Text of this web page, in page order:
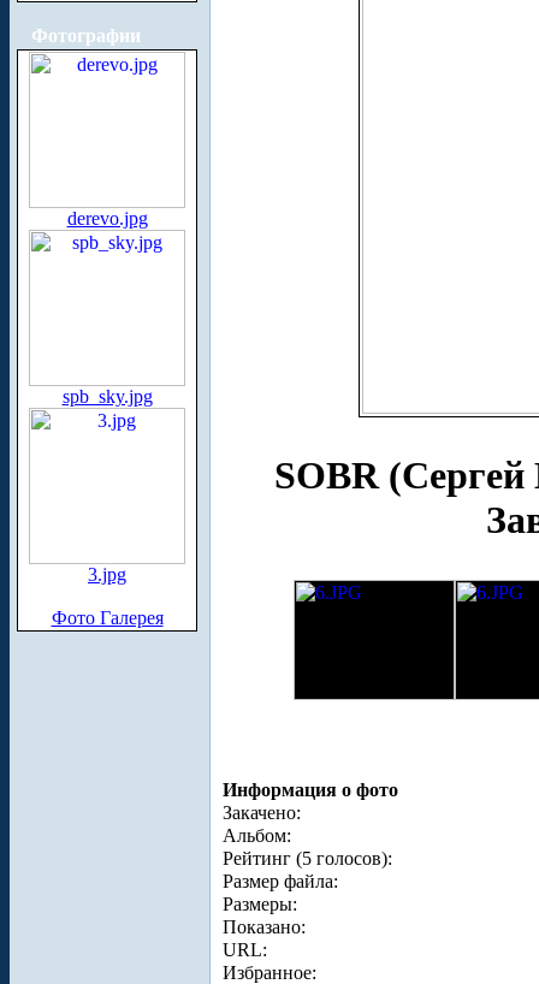
Фотографии
derevo.jpg
spb_sky.jpg
3.jpg
Фото Галерея
SOBR
Информация о фото
Закачено:
Альбом:
Рейтинг (5 голосов):
Размер файла:
Размеры:
Показано:
URL:
Избранное: